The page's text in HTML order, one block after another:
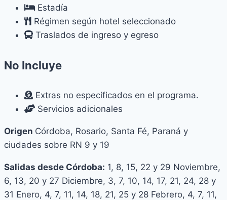
Estadía
Régimen según hotel seleccionado
Traslados de ingreso y egreso
No Incluye
Extras no especificados en el programa.
Servicios adicionales
Origen Córdoba, Rosario, Santa Fé, Paraná y
ciudades sobre RN 9 y 19
Salidas desde Córdoba: 1, 8, 15, 22 y 29 Noviembre,
6, 13, 20 y 27 Diciembre, 3, 7, 10, 14, 17, 21, 24, 28 y
31 Enero, 4, 7, 11, 14, 18, 21, 25 y 28 Febrero, 4, 7, 11,